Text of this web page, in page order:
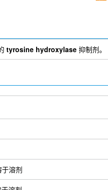
tyrosine hydroxylase 抑制剂。
于溶剂